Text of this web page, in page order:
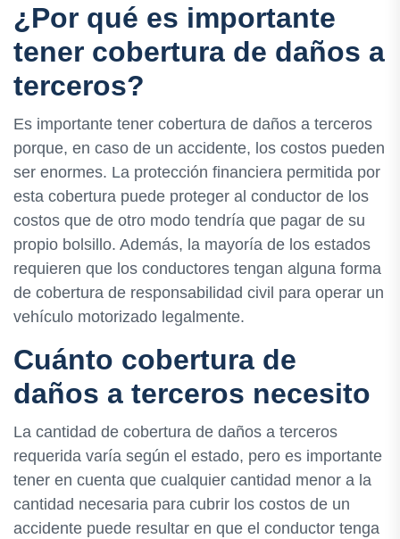
¿Por qué es importante
tener cobertura de daños a
terceros?
Es importante tener cobertura de daños a terceros
porque, en caso de un accidente, los costos pueden
ser enormes. La protección financiera permitida por
esta cobertura puede proteger al conductor de los
costos que de otro modo tendría que pagar de su
propio bolsillo. Además, la mayoría de los estados
requieren que los conductores tengan alguna forma
de cobertura de responsabilidad civil para operar un
vehículo motorizado legalmente.
Cuánto cobertura de
daños a terceros necesito
La cantidad de cobertura de daños a terceros
requerida varía según el estado, pero es importante
tener en cuenta que cualquier cantidad menor a la
cantidad necesaria para cubrir los costos de un
accidente puede resultar en que el conductor tenga